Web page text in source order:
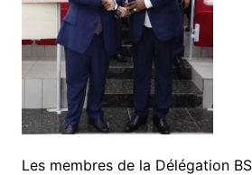
Les membres de la Délégation